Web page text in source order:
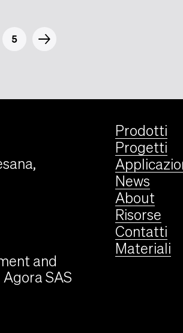
5
and
SAS
Prodotti
Progetti
News
About
Risorse
Contatti
Materiali